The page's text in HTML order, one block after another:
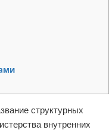
структурных
внутренних